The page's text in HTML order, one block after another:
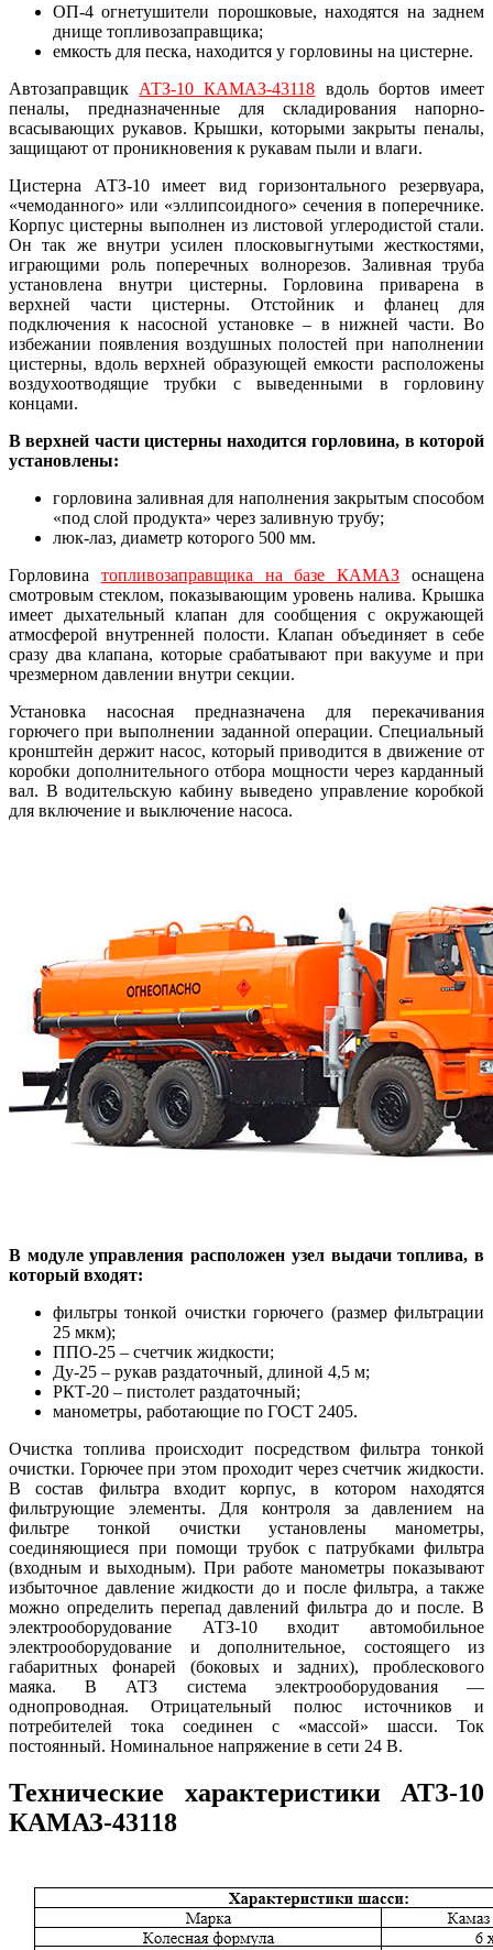
ОП-4 огнетушители порошковые, находятся на заднем
днище топливозаправщика;
емкость для песка, находится у горловины на цистерне.
Автозаправщик АТЗ-10 КАМАЗ-43118 вдоль бортов имеет
пеналы, предназначенные для складирования напорно-
всасывающих рукавов. Крышки, которыми закрыты пеналы,
защищают от проникновения к рукавам пыли и влаги.
Цистерна АТЗ-10 имеет вид горизонтального резервуара,
«чемоданного» или «эллипсоидного» сечения в поперечнике.
Корпус цистерны выполнен из листовой углеродистой стали.
Он так же внутри усилен плосковыгнутыми жесткостями,
играющими роль поперечных волнорезов. Заливная труба
установлена внутри цистерны. Горловина приварена в
верхней части цистерны. Отстойник и фланец для
подключения к насосной установке – в нижней части. Во
избежании появления воздушных полостей при наполнении
цистерны, вдоль верхней образующей емкости расположены
воздухоотводящие трубки с выведенными в горловину
концами.
В верхней части цистерны находится горловина, в которой
установлены:
горловина заливная для наполнения закрытым способом
«под слой продукта» через заливную трубу;
люк-лаз, диаметр которого 500 мм.
Горловина топливозаправщика на базе КАМАЗ оснащена
смотровым стеклом, показывающим уровень налива. Крышка
имеет дыхательный клапан для сообщения с окружающей
атмосферой внутренней полости. Клапан объединяет в себе
сразу два клапана, которые срабатывают при вакууме и при
чрезмерном давлении внутри секции.
Установка насосная предназначена для перекачивания
горючего при выполнении заданной операции. Специальный
кронштейн держит насос, который приводится в движение от
коробки дополнительного отбора мощности через карданный
вал. В водительскую кабину выведено управление коробкой
для включение и выключение насоса.
В модуле управления расположен узел выдачи топлива, в
который входят:
фильтры тонкой очистки горючего (размер фильтрации
25 мкм);
ППО-25 – счетчик жидкости;
Ду-25 – рукав раздаточный, длиной 4,5 м;
РКТ-20 – пистолет раздаточный;
манометры, работающие по ГОСТ 2405.
Очистка топлива происходит посредством фильтра тонкой
очистки. Горючее при этом проходит через счетчик жидкости.
В состав фильтра входит корпус, в котором находятся
фильтрующие элементы. Для контроля за давлением на
фильтре тонкой очистки установлены манометры,
соединяющиеся при помощи трубок с патрубками фильтра
(входным и выходным). При работе манометры показывают
избыточное давление жидкости до и после фильтра, а также
можно определить перепад давлений фильтра до и после. В
электрооборудование АТЗ-10 входит автомобильное
электрооборудование и дополнительное, состоящего из
габаритных фонарей (боковых и задних), проблескового
маяка. В АТЗ система электрооборудования —
однопроводная. Отрицательный полюс источников и
потребителей тока соединен с «массой» шасси. Ток
постоянный. Номинальное напряжение в сети 24 В.
Технические характеристики АТЗ-10
КАМАЗ-43118